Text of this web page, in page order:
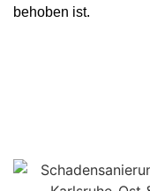
behoben ist.